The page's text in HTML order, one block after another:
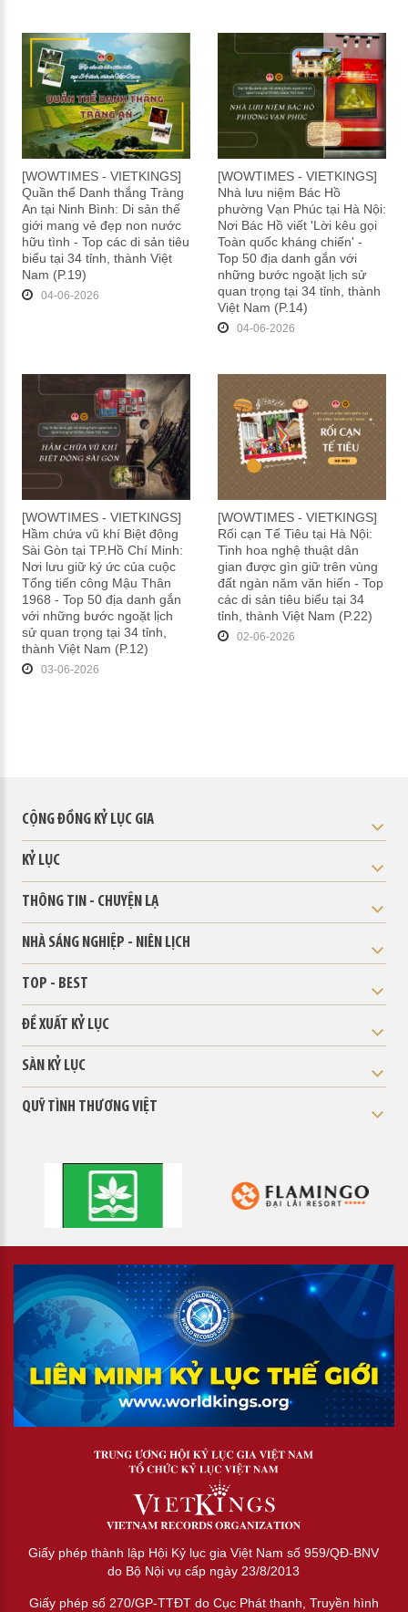
[WOWTIMES - VIETKINGS]
Quần thể Danh thắng Tràng
An tại Ninh Bình: Di sản thế
giới mang vẻ đẹp non nước
hữu tình - Top các di sản tiêu
biểu tại 34 tỉnh, thành Việt
Nam (P.19)
04-06-2026
[WOWTIMES - VIETKINGS]
Nhà lưu niệm Bác Hồ
phường Vạn Phúc tại Hà Nội:
Nơi Bác Hồ viết 'Lời kêu gọi
Toàn quốc kháng chiến' -
Top 50 địa danh gắn với
những bước ngoặt lịch sử
quan trọng tại 34 tỉnh, thành
Việt Nam (P.14)
04-06-2026
[WOWTIMES - VIETKINGS]
Hầm chứa vũ khí Biệt động
Sài Gòn tại TP.Hồ Chí Minh:
Nơi lưu giữ ký ức của cuộc
Tổng tiến công Mậu Thân
1968 - Top 50 địa danh gắn
với những bước ngoặt lịch
sử quan trọng tại 34 tỉnh,
thành Việt Nam (P.12)
03-06-2026
[WOWTIMES - VIETKINGS]
Rối cạn Tế Tiêu tại Hà Nội:
Tinh hoa nghệ thuật dân
gian được gìn giữ trên vùng
đất ngàn năm văn hiến - Top
các di sản tiêu biểu tại 34
tỉnh, thành Việt Nam (P.22)
02-06-2026
CỘNG ĐỒNG KỶ LỤC GIA
KỶ LỤC
THÔNG TIN - CHUYỆN LẠ
NHÀ SÁNG NGHIỆP - NIÊN LỊCH
TOP - BEST
ĐỀ XUẤT KỶ LỤC
SÀN KỶ LỤC
QUỸ TÌNH THƯƠNG VIỆT
Giấy phép thành lập Hội Kỷ lục gia Việt Nam số 959/QĐ-BNV
do Bộ Nội vụ cấp ngày 23/8/2013
Giấy phép số 270/GP-TTĐT do Cục Phát thanh, Truyền hình